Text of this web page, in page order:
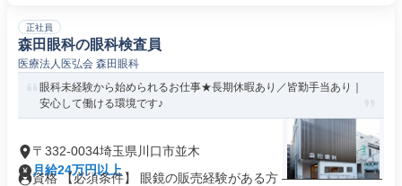
正社員
森田眼科の眼科検査員
医療法人医弘会 森田眼科
眼科未経験から始められるお仕事★長期休暇あり／皆勤手当あり｜
安心して働ける環境です♪
〒332-0034埼玉県川口市並木
月給24万円以上
資格 【必須条件】 眼鏡の販売経験がある方 ――――――――